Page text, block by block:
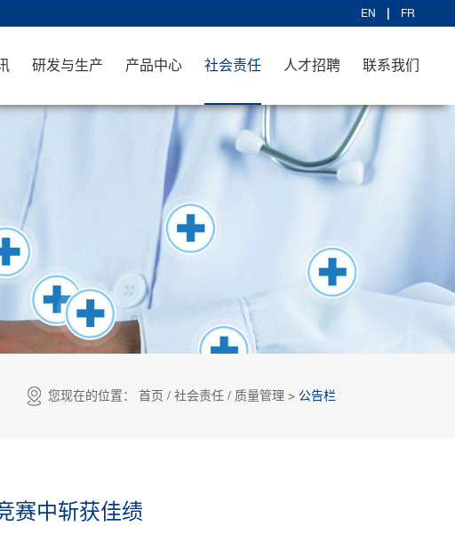
EN FR
研发与生产 产品中心 社会责任 人才招聘 联系我们
您现在的位置： 首页 / 社会责任 / 质量管理 > 公告栏
赛中斩获佳绩